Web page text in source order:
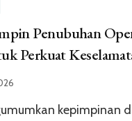
Penubuhan
Perkuat
kepimpinan